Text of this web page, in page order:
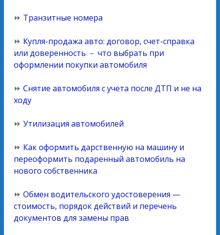
⏩ Транзитные номера
⏩ Купля-продажа авто: договор, счет-справка
или доверенность － что выбрать при
оформлении покупки автомобиля
⏩ Снятие автомобиля с учета после ДТП и не на
ходу
⏩ Утилизация автомобилей
⏩ Как оформить дарственную на машину и
переоформить подаренный автомобиль на
нового собственника
⏩ Обмен водительского удостоверения —
стоимость, порядок действий и перечень
документов для замены прав